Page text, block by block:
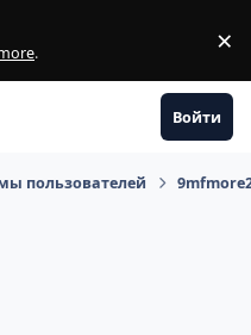
. ×
Войти
пользователей